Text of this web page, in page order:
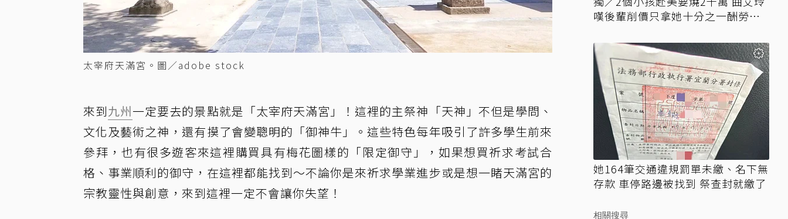
太宰府天滿宮。圖／adobe stock
來到九州一定要去的景點就是「太宰府天滿宮」！這裡的主祭神「天神」不但是學問、
文化及藝術之神，還有摸了會變聰明的「御神牛」。這些特色每年吸引了許多學生前來
參拜，也有很多遊客來這裡購買具有梅花圖樣的「限定御守」，如果想買祈求考試合
格、事業順利的御守，在這裡都能找到～不論你是來祈求學業進步或是想一睹天滿宮的
宗教靈性與創意，來到這裡一定不會讓你失望！
嘆後輩削價只拿她十分之一酬勞競
她164筆交通違規罰單未繳、名下無
存款 車停路邊被找到 祭查封就繳了